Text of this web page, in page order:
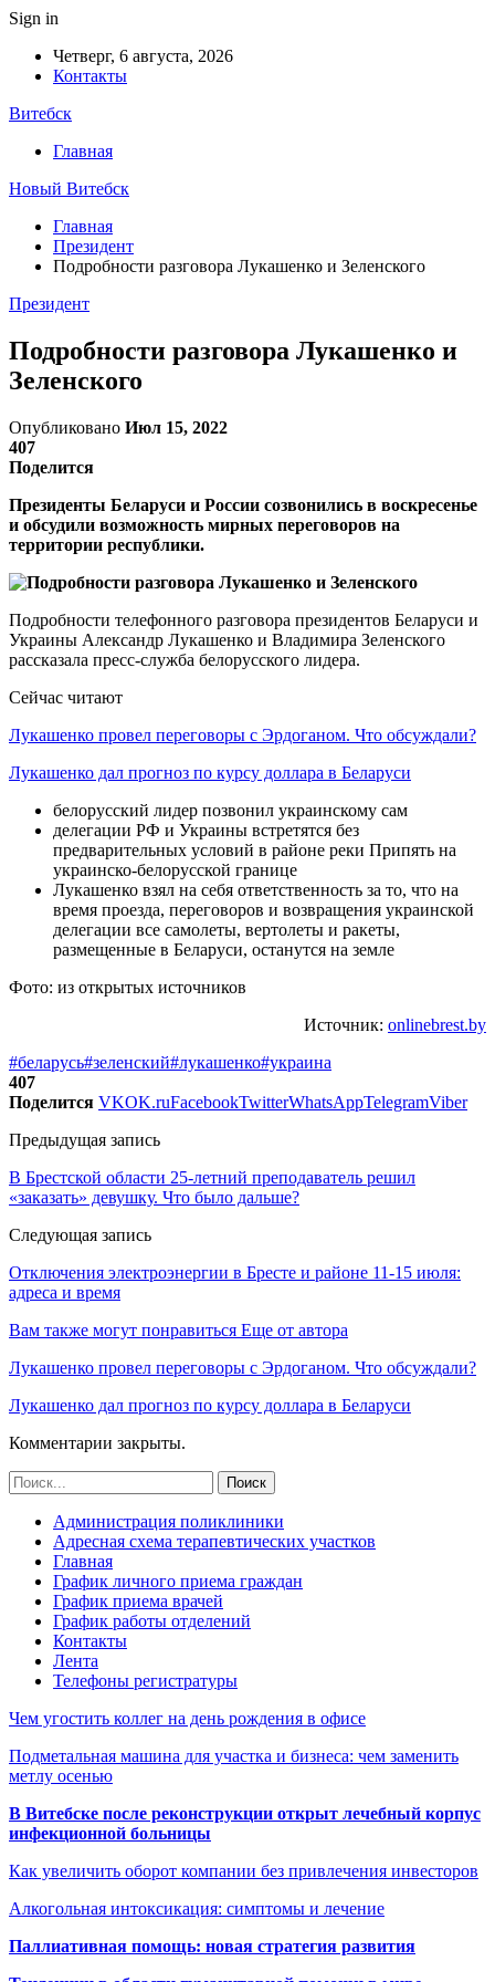
Sign in
Четверг, 6 августа, 2026
Контакты
Витебск
Главная
Новый Витебск
Главная
Президент
Подробности разговора Лукашенко и Зеленского
Президент
Подробности разговора Лукашенко и
Зеленского
Опубликовано Июл 15, 2022
407
Поделится
Президенты Беларуси и России созвонились в воскресенье
и обсудили возможность мирных переговоров на
территории республики.
Подробности телефонного разговора президентов Беларуси и
Украины Александр Лукашенко и Владимира Зеленского
рассказала пресс-служба белорусского лидера.
Сейчас читают
Лукашенко провел переговоры с Эрдоганом. Что обсуждали?
Лукашенко дал прогноз по курсу доллара в Беларуси
белорусский лидер позвонил украинскому сам
делегации РФ и Украины встретятся без
предварительных условий в районе реки Припять на
украинско-белорусской границе
Лукашенко взял на себя ответственность за то, что на
время проезда, переговоров и возвращения украинской
делегации все самолеты, вертолеты и ракеты,
размещенные в Беларуси, останутся на земле
Фото: из открытых источников
Источник: onlinebrest.by
#беларусь#зеленский#лукашенко#украина
407
Поделится VKOK.ruFacebookTwitterWhatsAppTelegramViber
Предыдущая запись
В Брестской области 25-летний преподаватель решил
«заказать» девушку. Что было дальше?
Следующая запись
Отключения электроэнергии в Бресте и районе 11-15 июля:
адреса и время
Вам также могут понравиться Еще от автора
Лукашенко провел переговоры с Эрдоганом. Что обсуждали?
Лукашенко дал прогноз по курсу доллара в Беларуси
Комментарии закрыты.
Администрация поликлиники
Адресная схема терапевтических участков
Главная
График личного приема граждан
График приема врачей
График работы отделений
Контакты
Лента
Телефоны регистратуры
Чем угостить коллег на день рождения в офисе
Подметальная машина для участка и бизнеса: чем заменить
метлу осенью
В Витебске после реконструкции открыт лечебный корпус
инфекционной больницы
Как увеличить оборот компании без привлечения инвесторов
Алкогольная интоксикация: симптомы и лечение
Паллиативная помощь: новая стратегия развития